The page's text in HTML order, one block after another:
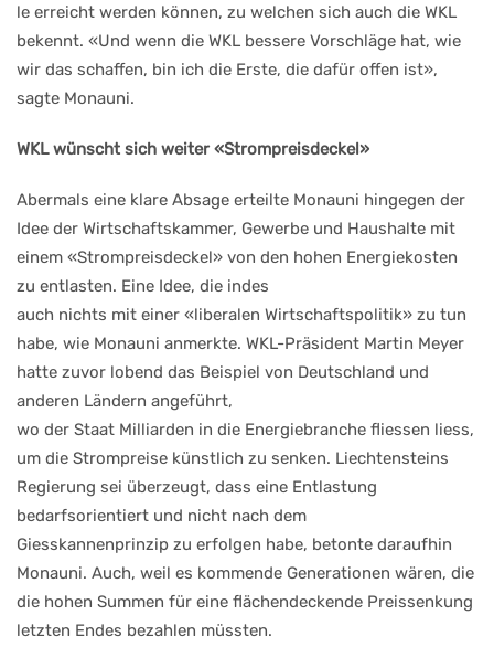
le erreicht werden können, zu welchen sich auch die WKL
bekennt. «Und wenn die WKL bessere Vorschläge hat, wie
wir das schaffen, bin ich die Erste, die dafür offen ist»,
sagte Monauni.
WKL wünscht sich weiter«Strompreisdeckel»
Abermals eine klare Absage erteilte Monauni hingegen der
Idee der Wirtschaftskammer, Gewerbe und Haushalte mit
einem «Strompreisdeckel» von den hohen Energiekosten
zu entlasten. Eine Idee, die indes
auch nichts mit einer «liberalen Wirtschaftspolitik» zu tun
habe, wie Monauni anmerkte. WKL-Präsident Martin Meyer
hatte zuvor lobend das Beispiel von Deutschland und
anderen Ländern angeführt,
wo der Staat Milliarden in die Energiebranche fliessen liess,
um die Strompreise künstlich zu senken. Liechtensteins
Regierung sei überzeugt, dass eine Entlastung
bedarfsorientiert und nicht nach dem
Giesskannenprinzip zu erfolgen habe, betonte daraufhin
Monauni. Auch, weil es kommende Generationen wären, die
die hohen Summen für eine flächendeckende Preissenkung
letzten Endes bezahlen müssten.